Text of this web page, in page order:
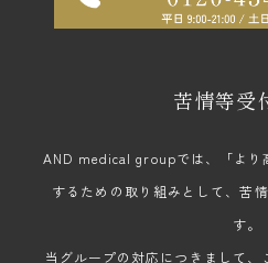
苦情等受
AND medical groupでは、「より
するための取り組みとして、苦
す。
当グループの対応につきまして